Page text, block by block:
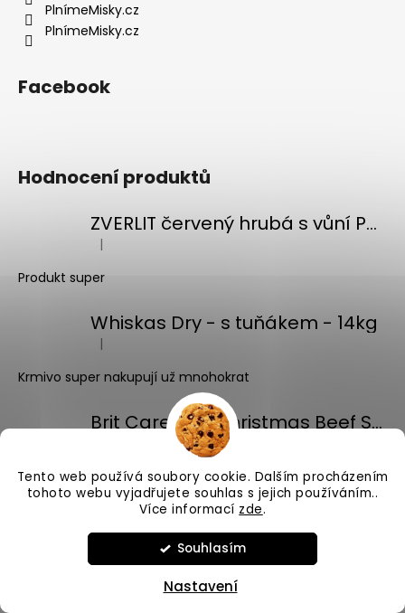
Tento web používá soubory cookie. Dalším procházením
tohoto webu vyjadřujete souhlas s jejich používáním..
Více informací zde.
Souhlasím
Nastavení
u
PlnímeMisky.cz
PlnímeMisky.cz
Facebook
Hodnocení produktů
ZVERLIT červený hrubá s vůní Podestýlka kočka 10kg
Hodnocení produktu je 5 z 5 hvězdiček.
|
Produkt super
Whiskas Dry - s tuňákem - 14kg
Hodnocení produktu je 5 z 5 hvězdiček.
|
Krmivo super nakupují už mnohokrat
Brit Care Cat Christmas Beef Soup 75g
Hodnocení produktu je 5 z 5 hvězdiček.